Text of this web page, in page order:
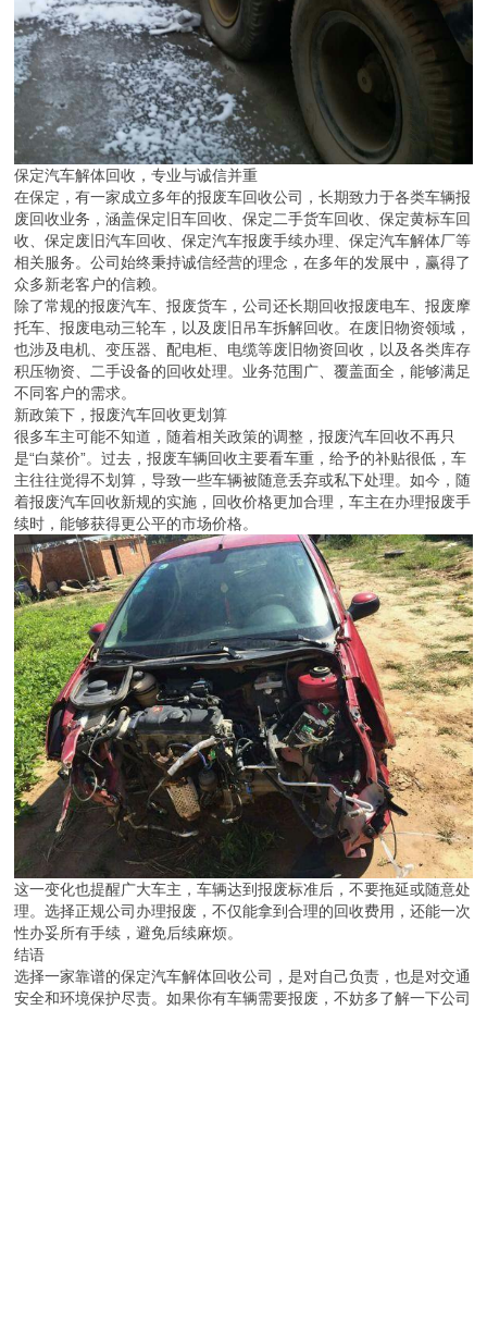
保定汽车解体回收，专业与诚信并重
在保定，有一家成立多年的报废车回收公司，长期致力于各类车辆报
废回收业务，涵盖保定旧车回收、保定二手货车回收、保定黄标车回
收、保定废旧汽车回收、保定汽车报废手续办理、保定汽车解体厂等
相关服务。公司始终秉持诚信经营的理念，在多年的发展中，赢得了
众多新老客户的信赖。
除了常规的报废汽车、报废货车，公司还长期回收报废电车、报废摩
托车、报废电动三轮车，以及废旧吊车拆解回收。在废旧物资领域，
也涉及电机、变压器、配电柜、电缆等废旧物资回收，以及各类库存
积压物资、二手设备的回收处理。业务范围广、覆盖面全，能够满足
不同客户的需求。
新政策下，报废汽车回收更划算
很多车主可能不知道，随着相关政策的调整，报废汽车回收不再只
是“白菜价”。过去，报废车辆回收主要看车重，给予的补贴很低，车
主往往觉得不划算，导致一些车辆被随意丢弃或私下处理。如今，随
着报废汽车回收新规的实施，回收价格更加合理，车主在办理报废手
续时，能够获得更公平的市场价格。
这一变化也提醒广大车主，车辆达到报废标准后，不要拖延或随意处
理。选择正规公司办理报废，不仅能拿到合理的回收费用，还能一次
性办妥所有手续，避免后续麻烦。
结语
选择一家靠谱的保定汽车解体回收公司，是对自己负责，也是对交通
安全和环境保护尽责。如果你有车辆需要报废，不妨多了解一下公司